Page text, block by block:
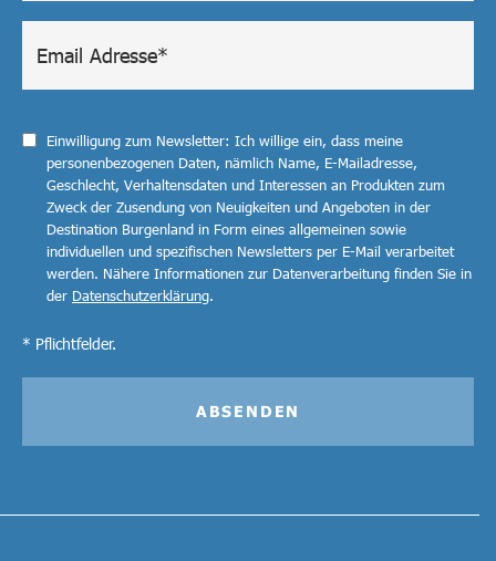
Einwilligung zum Newsletter: Ich willige ein, dass meine
personenbezogenen Daten, nämlich Name, E-Mailadresse,
Geschlecht, Verhaltensdaten und Interessen an Produkten zum
Zweck der Zusendung von Neuigkeiten und Angeboten in der
Destination Burgenland in Form eines allgemeinen sowie
individuellen und spezifischen Newsletters per E-Mail verarbeitet
werden. Nähere Informationen zur Datenverarbeitung finden Sie in
der Datenschutzerklärung.
* Pflichtfelder.
ABSENDEN